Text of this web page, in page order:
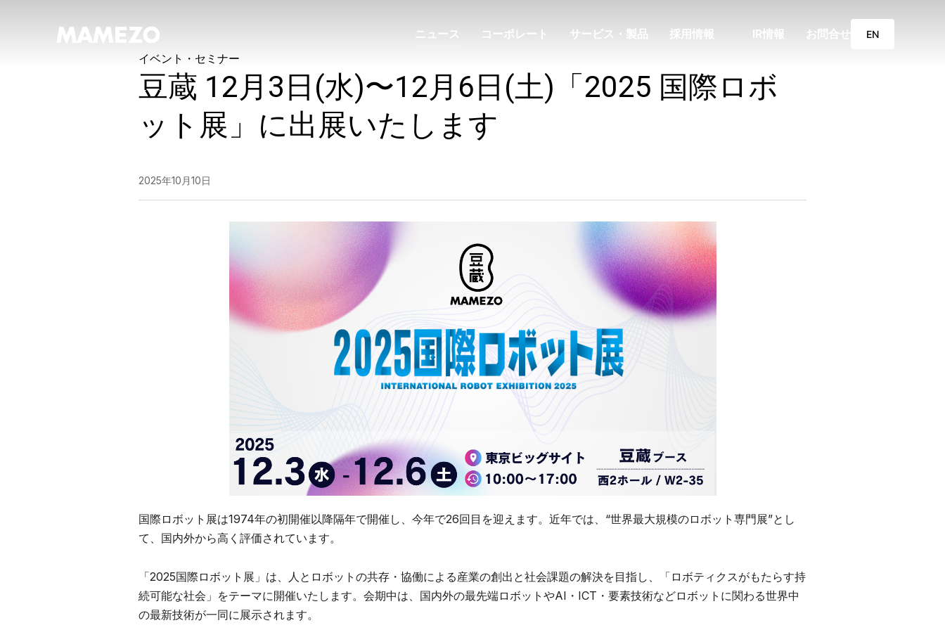
ニュース コーポレート サービス・製品 採用情報 IR情報 お問合せ EN
イベント・セミナー
豆蔵 12月3日(水)〜12月6日(土)「2025 国際ロボ
ット展」に出展いたします
2025年10月10日
国際ロボット展は1974年の初開催以降隔年で開催し、今年で26回目を迎えます。近年では、“世界最大規模のロボット専門展”とし
て、国内外から高く評価されています。
「2025国際ロボット展」は、人とロボットの共存・協働による産業の創出と社会課題の解決を目指し、「ロボティクスがもたらす持
続可能な社会」をテーマに開催いたします。会期中は、国内外の最先端ロボットやAI・ICT・要素技術などロボットに関わる世界中
の最新技術が一同に展示されます。